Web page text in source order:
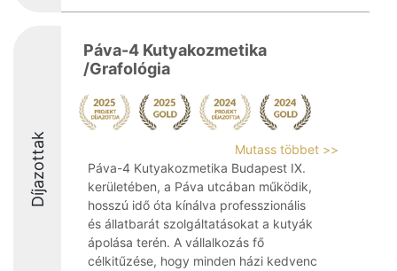
Díjazottak
Páva-4 Kutyakozmetika
/Grafológia
Mutass többet >>
Páva-4 Kutyakozmetika Budapest IX.
kerületében, a Páva utcában működik,
hosszú idő óta kínálva professzionális
és állatbarát szolgáltatásokat a kutyák
ápolása terén. A vállalkozás fő
célkitűzése, hogy minden házi kedvenc